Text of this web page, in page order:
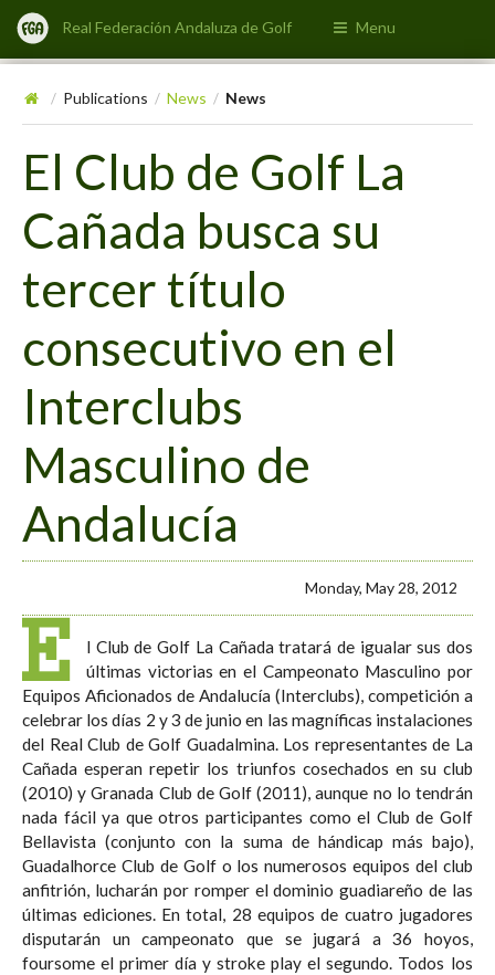
Real Federación Andaluza de Golf Menu
/ Publications / News / News
El Club de Golf La
Cañada busca su
tercer título
consecutivo en el
Interclubs
Masculino de
Andalucía
Monday, May 28, 2012
E
l Club de Golf La Cañada tratará de igualar sus dos
últimas victorias en el Campeonato Masculino por
Equipos Aficionados de Andalucía (Interclubs), competición a
celebrar los días 2 y 3 de junio en las magníficas instalaciones
del Real Club de Golf Guadalmina. Los representantes de La
Cañada esperan repetir los triunfos cosechados en su club
(2010) y Granada Club de Golf (2011), aunque no lo tendrán
nada fácil ya que otros participantes como el Club de Golf
Bellavista (conjunto con la suma de hándicap más bajo),
Guadalhorce Club de Golf o los numerosos equipos del club
anfitrión, lucharán por romper el dominio guadiareño de las
últimas ediciones. En total, 28 equipos de cuatro jugadores
disputarán un campeonato que se jugará a 36 hoyos,
foursome el primer día y stroke play el segundo. Todos los